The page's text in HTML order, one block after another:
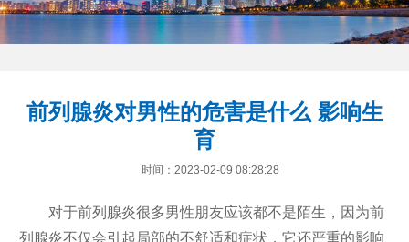
前列腺炎对男性的危害是什么 影响生
育
时间：2023-02-09 08:28:28
对于前列腺炎很多男性朋友应该都不是陌生，因为前
列腺炎不仅会引起局部的不舒适和症状，它还严重的影响